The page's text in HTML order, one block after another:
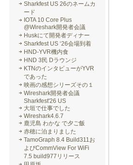
Sharkfest US 26のネームカ
ード
IOTA 10 Core Plus
@Wireshark開発者会議
Huskにて開発者ディナー
Sharkfest US ‘26会場到着
HND-YVR機内食
HND 3民 Dラウンジ
KTNのインタビューがYVR
であった
映画の感想シリーズその１
Wireshark開発者会議
Sharkfest'26 US
大垣で仕事でした
Wireshark4.6.7
鹿児島 わかな で夕ご飯
赤穂に泊まりました
TamoGraph 8.4 Build311お
よびCommView For WiFi
7.5 build977リリース